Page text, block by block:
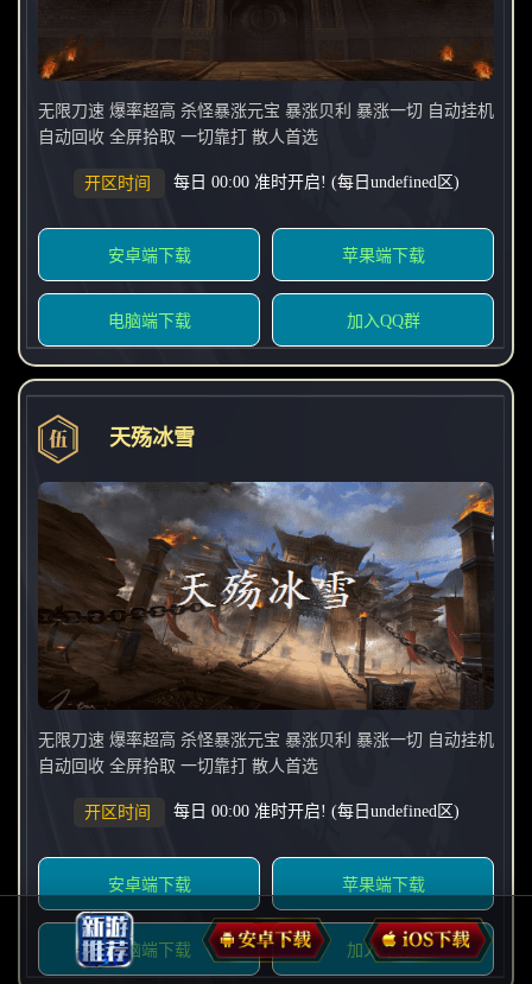
无限刀速 爆率超高 杀怪暴涨元宝 暴涨贝利 暴涨一切 自动挂机
自动回收 全屏拾取 一切靠打 散人首选
开区时间 每日 00:00 准时开启! (每日undefined区)
安卓端下载 苹果端下载
电脑端下载 加入QQ群
天殇冰雪
无限刀速 爆率超高 杀怪暴涨元宝 暴涨贝利 暴涨一切 自动挂机
自动回收 全屏拾取 一切靠打 散人首选
开区时间 每日 00:00 准时开启! (每日undefined区)
安卓端下载 苹果端下载
电脑端下载 加入QQ群